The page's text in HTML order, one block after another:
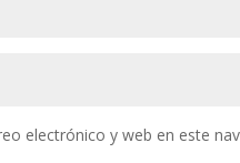
electrónico y web en este